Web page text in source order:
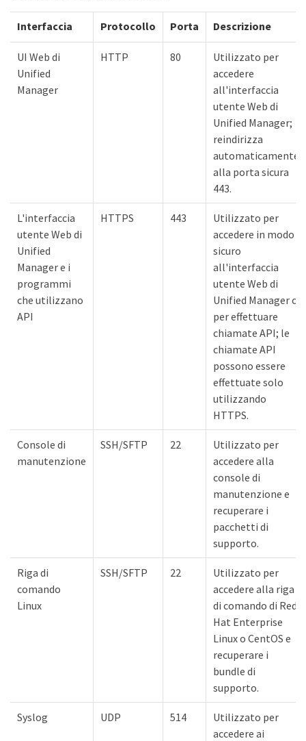
Interfaccia Protocollo Porta Descrizione
UI Web di
Unified
Manager
HTTP 80
Utilizzato per
accedere
all'interfaccia
utente Web di
Unified Manager;
reindirizza
automaticamente
alla porta sicura
443.
L'interfaccia
utente Web di
Unified
Manager e i
programmi
che utilizzano
API
HTTPS 443
Utilizzato per
accedere in modo
sicuro
all'interfaccia
utente Web di
Unified Manager o
per effettuare
chiamate API; le
chiamate API
possono essere
effettuate solo
utilizzando
HTTPS.
Console di
manutenzione
SSH/SFTP 22
Utilizzato per
accedere alla
console di
manutenzione e
recuperare i
pacchetti di
supporto.
Riga di
comando
Linux
SSH/SFTP 22
Utilizzato per
accedere alla riga
di comando di Red
Hat Enterprise
Linux o CentOS e
recuperare i
bundle di
supporto.
Syslog UDP 514
Utilizzato per
accedere ai